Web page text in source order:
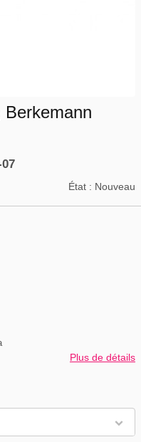
Berkemann
État : Nouveau
Plus de détails